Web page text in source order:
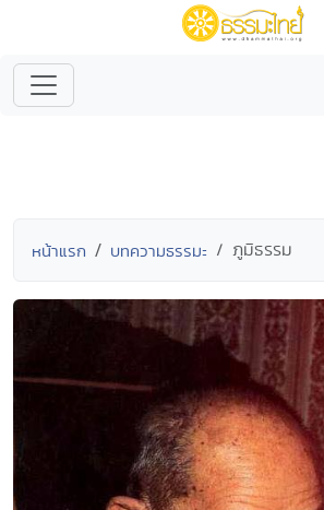
หน้าแรก บทความธรรมะ ภูมิธรรม